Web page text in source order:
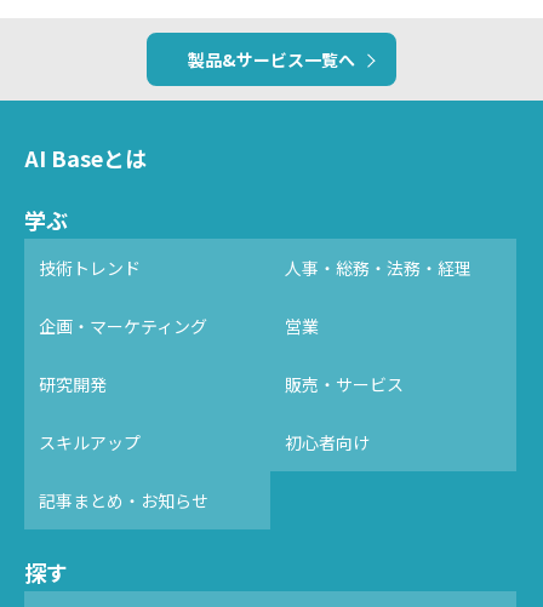
製品&サービス一覧へ
AI Baseとは
学ぶ
技術トレンド 人事・総務・法務・経理
企画・マーケティング 営業
研究開発 販売・サービス
スキルアップ 初心者向け
記事まとめ・お知らせ
探す